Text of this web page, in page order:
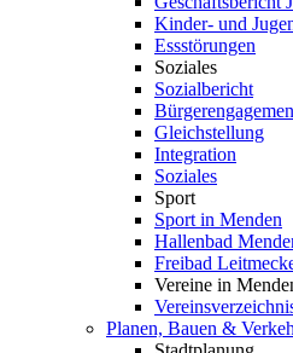
Kinder- und
Essstörungen
Soziales
Sozialbericht
Gleichstellung
Integration
Soziales
Sport
Sport in Menden
Hallenbad
Freibad
Vereine in
Planen, Bauen &